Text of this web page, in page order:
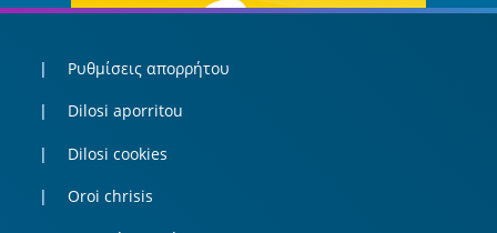
Ρυθμίσεις απορρήτου
Dilosi aporritou
Dilosi cookies
Oroi chrisis